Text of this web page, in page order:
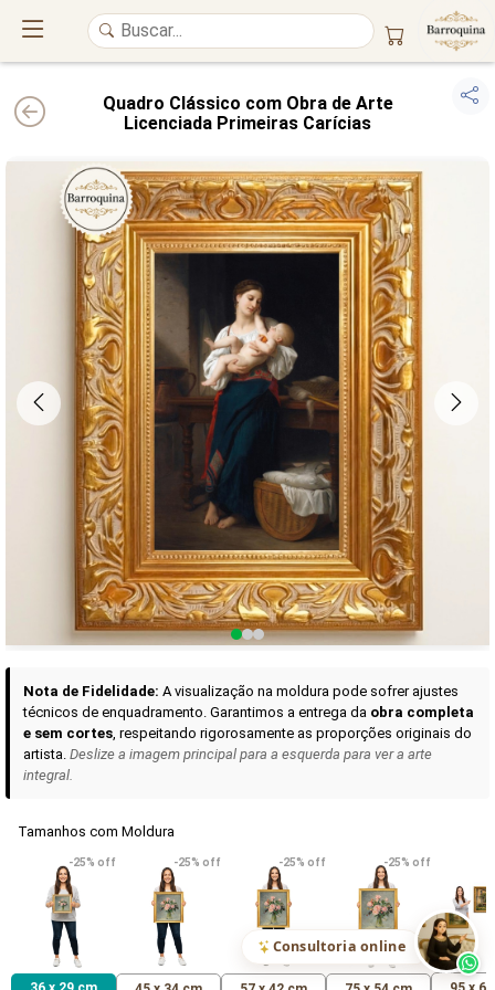
UM ATELIÊ 100% FINE ART
Trazemos a imponência dasmaiores obras de arte do mundo
alto padrão da sua casa. Nosso acervo reúne a genialidade degrandes
pintores renomados, resgatando artes reaise o requinte inconfundível
das obras doséculo XIX . Produção artesanal emCanvas 100% Algodão
molduras em Madeira Maciça e impressão com Pigmentação Mineral
QUALIDADE DE MUSEU GARANTIA ETERNA
Curadoria das Campanhas
A seleção de obras-primas apresentadas em nossos vídeos nas redes
sociais, reunidas aqui para sua apreciação.
VER DETALHES
Madona de Loreto
R$ 538,42
VER DETALHES
Narciso- caravaggio
R$ 365,92
VER
Maria
uma Rosa
R$ 365,92
Consultoria online
Quadro Clássico com Obra de Arte
Licenciada Primeiras Carícias
Nota de Fidelidade: A visualização na moldura pode sofrer ajustes
técnicos de enquadramento. Garantimos a entrega da obra completa
e sem cortes, respeitando rigorosamente as proporções originais do
artista. Deslize a imagem principal para a esquerda para ver a arte
integral.
Tamanhos com Moldura
-25% off -25% off -25% off -25% off